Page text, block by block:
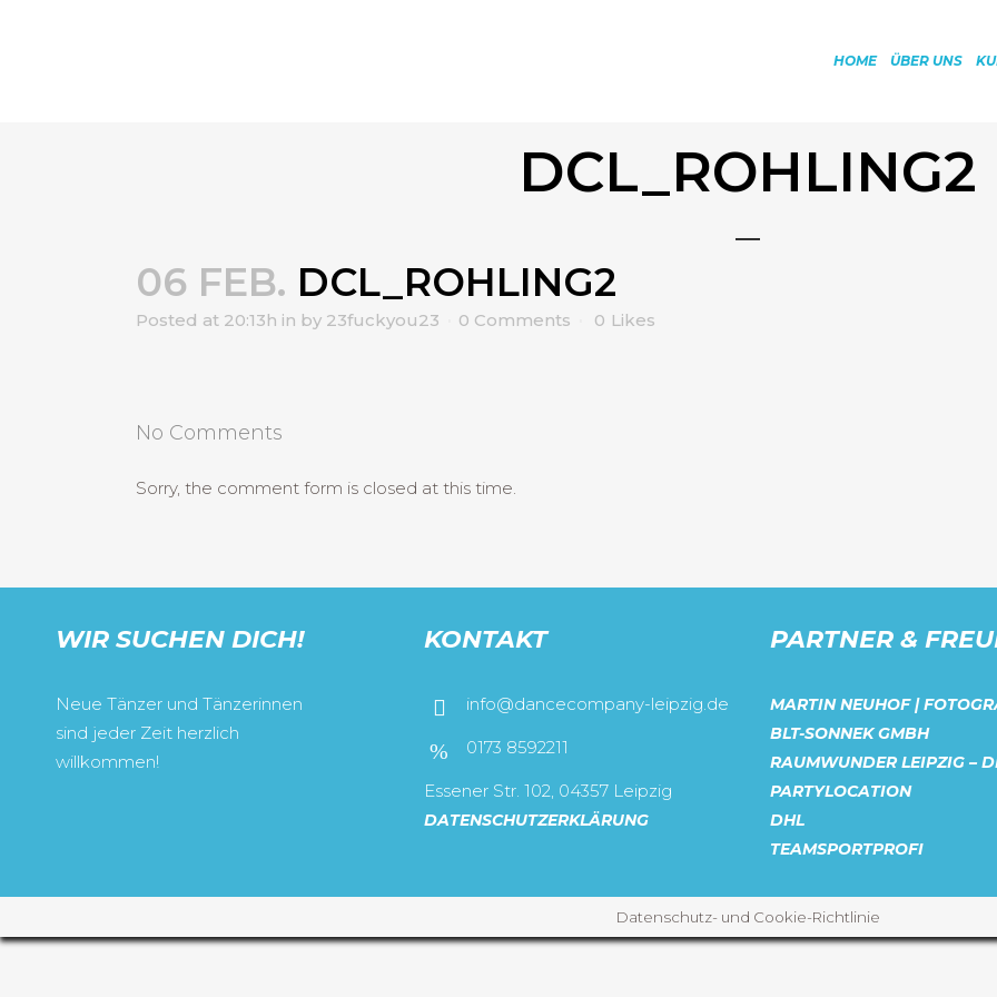
HOME ÜBER UNS
DCL_ROHLING2
06 FEB. DCL_ROHLING2
Posted at 20:13h in by 23fuckyou23 0 Comments 0 Likes
No Comments
Sorry, the comment form is closed at this time.
WIR SUCHEN DICH!
Neue Tänzer und Tänzerinnen
sind jeder Zeit herzlich
willkommen!
KONTAKT
info@dancecompany-leipzig.de
0173 8592211
Essener Str. 102, 04357 Leipzig
DATENSCHUTZERKLÄRUNG
PARTNER &
MARTIN NEUHOF |
BLT-SONNEK GMBH
RAUMWUNDER LEIPZIG –
PARTYLOCATION
DHL
TEAMSPORTPROFI
Datenschutz- und Cookie-Richtlinie